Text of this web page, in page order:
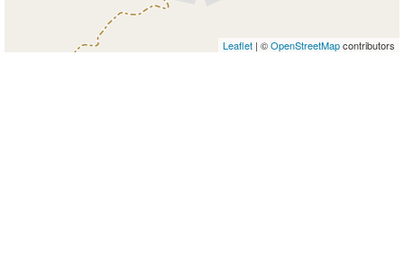
Leaflet | ©OpenStreetMapcontributors